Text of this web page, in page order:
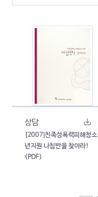
상담
[2007]친족성폭력피해청소
년지원 나침반을 찾아라!
(PDF)